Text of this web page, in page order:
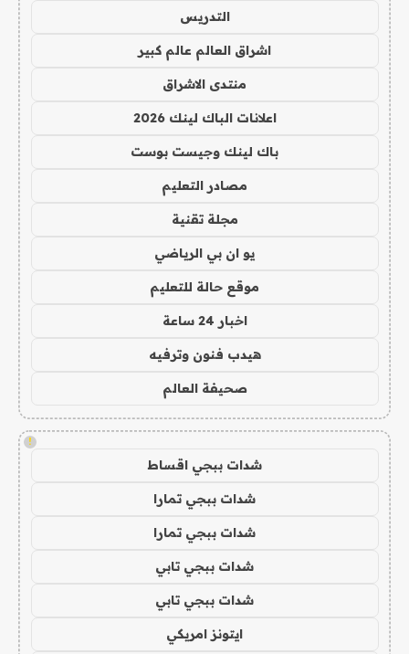
التدريس
اشراق العالم عالم كبير
منتدى الاشراق
اعلانات الباك لينك 2026
باك لينك وجيست بوست
مصادر التعليم
مجلة تقنية
يو ان بي الرياضي
موقع حالة للتعليم
اخبار 24 ساعة
هيدب فنون وترفيه
صحيفة العالم
!
شدات ببجي اقساط
شدات ببجي تمارا
شدات ببجي تمارا
شدات ببجي تابي
شدات ببجي تابي
ايتونز امريكي